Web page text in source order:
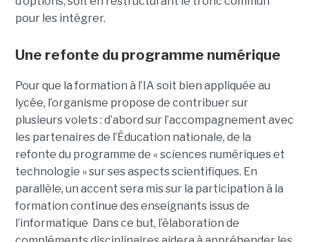
pour les intégrer.
Une refonte du programme numérique
Pour que la formation à l’IA soit bien appliquée au
lycée, l’organisme propose de contribuer sur
plusieurs volets : d’abord sur l’accompagnement avec
les partenaires de l’Éducation nationale, de la
refonte du programme de « sciences numériques et
technologie » sur ses aspects scientifiques. En
parallèle, un accent sera mis sur la participation à la
formation continue des enseignants issus de
l’informatique Dans ce but, l’élaboration de